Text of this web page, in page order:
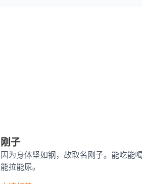
刚子
因为身体坚如钢，故取名刚子。能吃能
能拉能尿。